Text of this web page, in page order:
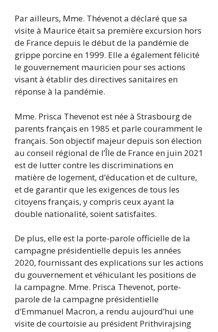
Par ailleurs, Mme. Thévenot a déclaré que sa
visite à Maurice était sa première excursion hors
de France depuis le début de la pandémie de
grippe porcine en 1999. Elle a également félicité
le gouvernement mauricien pour ses actions
visant à établir des directives sanitaires en
réponse à la pandémie.
Mme. Prisca Thevenot est née à Strasbourg de
parents français en 1985 et parle couramment le
français. Son objectif majeur depuis son élection
au conseil régional de l’Île de France en juin 2021
est de lutter contre les discriminations en
matière de logement, d’éducation et de culture,
et de garantir que les exigences de tous les
citoyens français, y compris ceux ayant la
double nationalité, soient satisfaites.
De plus, elle est la porte-parole officielle de la
campagne présidentielle depuis les années
2020, fournissant des explications sur les actions
du gouvernement et véhiculant les positions de
la campagne. Mme. Prisca Thevenot, porte-
parole de la campagne présidentielle
d’Emmanuel Macron, a rendu aujourd’hui une
visite de courtoisie au président Prithvirajsing